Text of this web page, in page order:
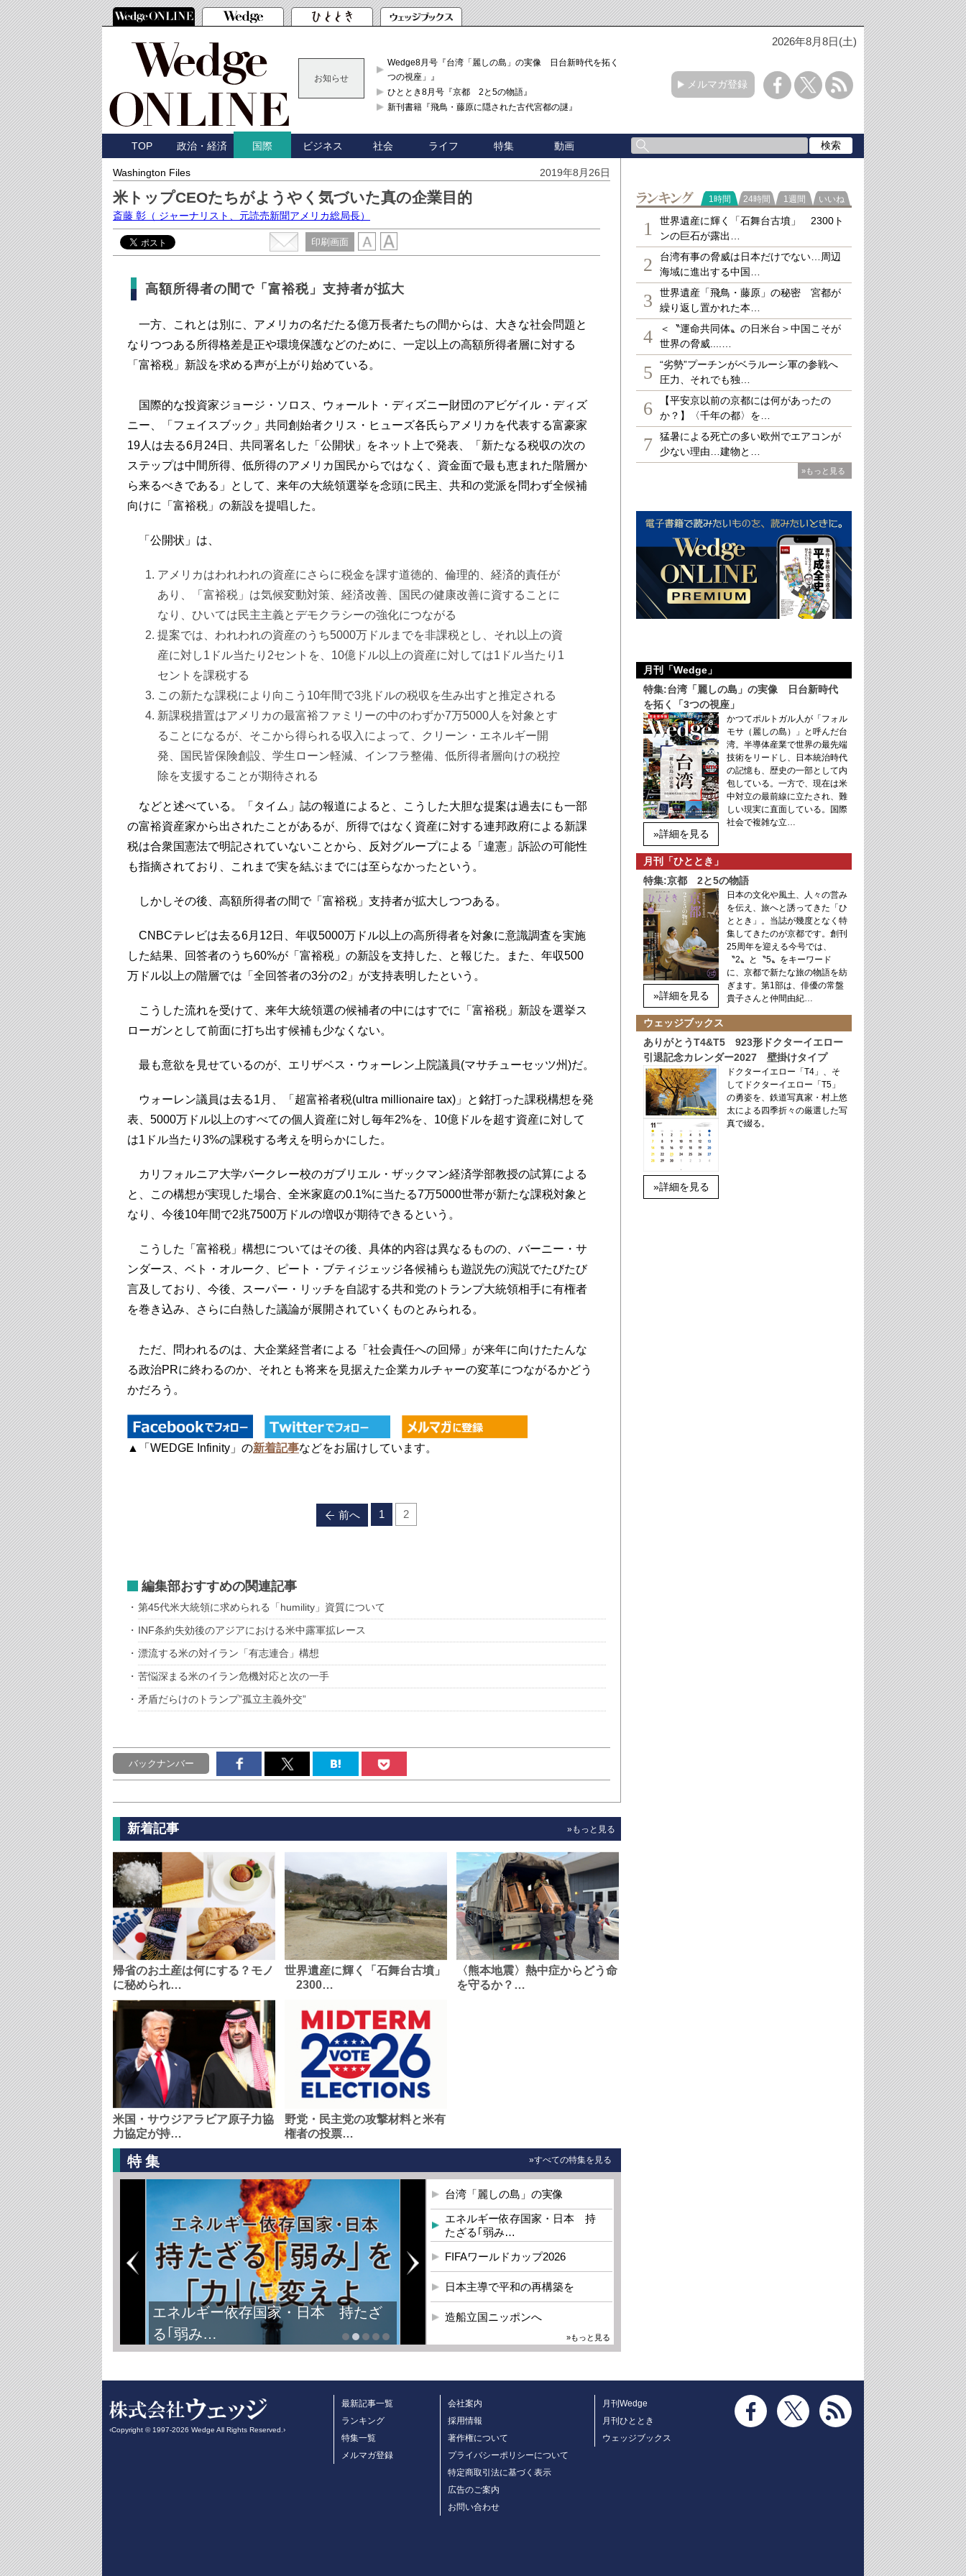
2026年8月8日(土)
お知らせ
Wedge8月号『台湾「麗しの島」の実像 日台新時代を拓く「3
つの視座」』
ひととき8月号『京都 2と5の物語』
新刊書籍『飛鳥・藤原に隠された古代宮都の謎』
メルマガ登録
TOP 政治・経済 国際 ビジネス 社会 ライフ 特集 動画
Washington Files 2019年8月26日
米トップCEOたちがようやく気づいた真の企業目的
斎藤 彰 （ ジャーナリスト、元読売新聞アメリカ総局長）
印刷画面
高額所得者の間で「富裕税」支持者が拡大
一方、これとは別に、アメリカの名だたる億万長者たちの間からは、大きな社会問題と
なりつつある所得格差是正や環境保護などのために、一定以上の高額所得者層に対する
「富裕税」新設を求める声が上がり始めている。
国際的な投資家ジョージ・ソロス、ウォールト・ディズニー財団のアビゲイル・ディズ
ニー、「フェイスブック」共同創始者クリス・ヒューズ各氏らアメリカを代表する富豪家
19人は去る6月24日、共同署名した「公開状」をネット上で発表、「新たなる税収の次の
ステップは中間所得、低所得のアメリカ国民からではなく、資金面で最も恵まれた階層か
ら来るべきである」として、来年の大統領選挙を念頭に民主、共和の党派を問わず全候補
向けに「富裕税」の新設を提唱した。
「公開状」は、
アメリカはわれわれの資産にさらに税金を課す道徳的、倫理的、経済的責任が
あり、「富裕税」は気候変動対策、経済改善、国民の健康改善に資することに
なり、ひいては民主主義とデモクラシーの強化につながる
提案では、われわれの資産のうち5000万ドルまでを非課税とし、それ以上の資
産に対し1ドル当たり2セントを、10億ドル以上の資産に対しては1ドル当たり1
セントを課税する
この新たな課税により向こう10年間で3兆ドルの税収を生み出すと推定される
新課税措置はアメリカの最富裕ファミリーの中のわずか7万5000人を対象とす
ることになるが、そこから得られる収入によって、クリーン・エネルギー開
発、国民皆保険創設、学生ローン軽減、インフラ整備、低所得者層向けの税控
除を支援することが期待される
などと述べている。「タイム」誌の報道によると、こうした大胆な提案は過去にも一部
の富裕資産家から出されたことがあるが、所得ではなく資産に対する連邦政府による新課
税は合衆国憲法で明記されていないことから、反対グループによる「違憲」訴訟の可能性
も指摘されており、これまで実を結ぶまでには至らなかったという。
しかしその後、高額所得者の間で「富裕税」支持者が拡大しつつある。
CNBCテレビは去る6月12日、年収5000万ドル以上の高所得者を対象に意識調査を実施
した結果、回答者のうち60%が「富裕税」の新設を支持した、と報じた。また、年収500
万ドル以上の階層では「全回答者の3分の2」が支持表明したという。
こうした流れを受けて、来年大統領選の候補者の中にはすでに「富裕税」新設を選挙ス
ローガンとして前面に打ち出す候補も少なくない。
最も意欲を見せているのが、エリザベス・ウォーレン上院議員(マサチューセッツ州)だ。
ウォーレン議員は去る1月、「超富裕者税(ultra millionaire tax)」と銘打った課税構想を発
表、5000万ドル以上のすべての個人資産に対し毎年2%を、10億ドルを超す資産に対して
は1ドル当たり3%の課税する考えを明らかにした。
カリフォルニア大学バークレー校のガブリエル・ザックマン経済学部教授の試算による
と、この構想が実現した場合、全米家庭の0.1%に当たる7万5000世帯が新たな課税対象と
なり、今後10年間で2兆7500万ドルの増収が期待できるという。
こうした「富裕税」構想についてはその後、具体的内容は異なるものの、バーニー・サ
ンダース、ベト・オルーク、ピート・ブティジェッジ各候補らも遊説先の演説でたびたび
言及しており、今後、スーパー・リッチを自認する共和党のトランプ大統領相手に有権者
を巻き込み、さらに白熱した議論が展開されていくものとみられる。
ただ、問われるのは、大企業経営者による「社会責任への回帰」が来年に向けたたんな
る政治PRに終わるのか、それとも将来を見据えた企業カルチャーの変革につながるかどう
かだろう。
▲「WEDGE Infinity」の新着記事などをお届けしています。
前へ 1 2
編集部おすすめの関連記事
第45代米大統領に求められる「humility」資質について
INF条約失効後のアジアにおける米中露軍拡レース
漂流する米の対イラン「有志連合」構想
苦悩深まる米のイラン危機対応と次の一手
矛盾だらけのトランプ”孤立主義外交”
バックナンバー
新着記事 »もっと見る
帰省のお土産は何にする？モノ
に秘められ…
世界遺産に輝く「石舞台古墳」
2300…
〈熊本地震〉熱中症からどう命
を守るか？…
米国・サウジアラビア原子力協
力協定が持…
野党・民主党の攻撃材料と米有
権者の投票…
特集 »すべての特集を見る
エネルギー依存国家・日本 持たざ
る｢弱み…
台湾「麗しの島」の実像
エネルギー依存国家・日本 持
たざる｢弱み…
FIFAワールドカップ2026
日本主導で平和の再構築を
造船立国ニッポンへ
»もっと見る
ランキング
1時間 24時間 1週間 いいね
1
世界遺産に輝く「石舞台古墳」 2300ト
ンの巨石が露出…
2
台湾有事の脅威は日本だけでない…周辺
海域に進出する中国…
3
世界遺産「飛鳥・藤原」の秘密 宮都が
繰り返し置かれた本…
4
＜〝運命共同体〟の日米台＞中国こそが
世界の脅威....…
5
“劣勢”プーチンがベラルーシ軍の参戦へ
圧力、それでも独…
6
【平安京以前の京都には何があったの
か？】〈千年の都〉を…
7
猛暑による死亡の多い欧州でエアコンが
少ない理由…建物と…
»もっと見る
月刊「Wedge」
特集:台湾「麗しの島」の実像 日台新時代
を拓く「3つの視座」
»詳細を見る
かつてポルトガル人が「フォル
モサ（麗しの島）」と呼んだ台
湾。半導体産業で世界の最先端
技術をリードし、日本統治時代
の記憶も、歴史の一部として内
包している。一方で、現在は米
中対立の最前線に立たされ、難
しい現実に直面している。国際
社会で複雑な立…
月刊「ひととき」
特集:京都 2と5の物語
»詳細を見る
日本の文化や風土、人々の営み
を伝え、旅へと誘ってきた「ひ
ととき」。当誌が幾度となく特
集してきたのが京都です。創刊
25周年を迎える今号では、
〝2〟と〝5〟をキーワード
に、京都で新たな旅の物語を紡
ぎます。第1部は、俳優の常盤
貴子さんと仲間由紀…
ウェッジブックス
ありがとうT4&T5 923形ドクターイエロー
引退記念カレンダー2027 壁掛けタイプ
»詳細を見る
ドクターイエロー「T4」、そ
してドクターイエロー「T5」
の勇姿を、鉄道写真家・村上悠
太による四季折々の厳選した写
真で綴る。
‹Copyright © 1997-2026 Wedge All Rights Reserved.›
最新記事一覧
ランキング
特集一覧
メルマガ登録
会社案内
採用情報
著作権について
プライバシーポリシーについて
特定商取引法に基づく表示
広告のご案内
お問い合わせ
月刊Wedge
月刊ひととき
ウェッジブックス